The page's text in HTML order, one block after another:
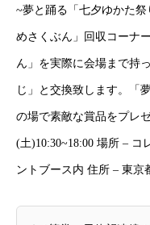
~夢と踊る「七夕ゆかた
めさくぶん」回収コーナ
ん」を実際に会場まで持
じ」と交換致します。「
の場で素敵な賞品をプレ
(土)10:30~18:00 場所 –
ントブース内 住所 – 東京